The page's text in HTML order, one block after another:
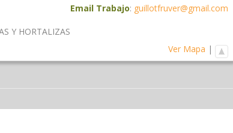
Email Trabajo: guillotfruver@gmail.com
Y HORTALIZAS
Ver Mapa |